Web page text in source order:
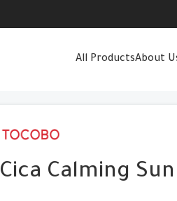
All ProductsAbout
Cica Calming